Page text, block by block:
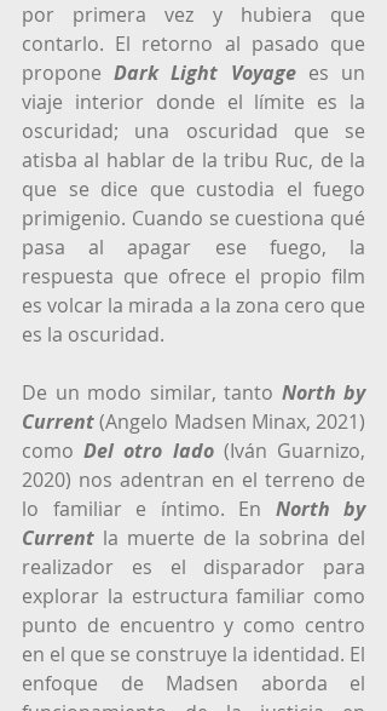
por primera vez y hubiera que
contarlo. El retorno al pasado que
propone Dark Light Voyage es un
viaje interior donde el límite es la
oscuridad; una oscuridad que se
atisba al hablar de la tribu Ruc, de la
que se dice que custodia el fuego
primigenio. Cuando se cuestiona qué
pasa al apagar ese fuego, la
respuesta que ofrece el propio film
es volcar la mirada a la zona cero que
es la oscuridad.
De un modo similar, tanto North by
Current (Angelo Madsen Minax, 2021)
como Del otro lado (Iván Guarnizo,
2020) nos adentran en el terreno de
lo familiar e íntimo. En North by
Current la muerte de la sobrina del
realizador es el disparador para
explorar la estructura familiar como
punto de encuentro y como centro
en el que se construye la identidad. El
enfoque de Madsen aborda el